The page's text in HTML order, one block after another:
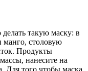
такую маску: в
манго, столовую
Продукты
нанесите на